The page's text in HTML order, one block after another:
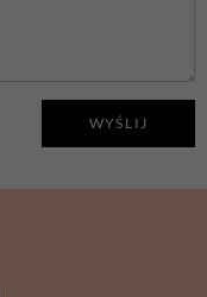
WYŚLIJ